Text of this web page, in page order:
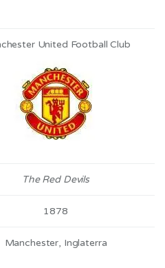
United Football Club
The Red Devils
1878
Manchester, Inglaterra